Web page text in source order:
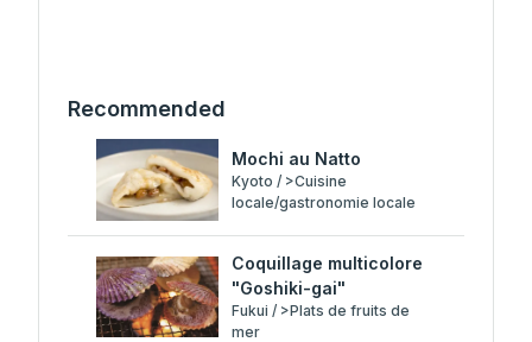
Recommended
Mochi au Natto
Kyoto / >Cuisine
locale/gastronomie locale
Coquillage multicolore
"Goshiki-gai"
Fukui / >Plats de fruits de
mer